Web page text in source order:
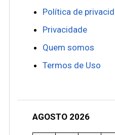
Política de
Privacidade
Quem somos
Termos de Uso
AGOSTO 2026